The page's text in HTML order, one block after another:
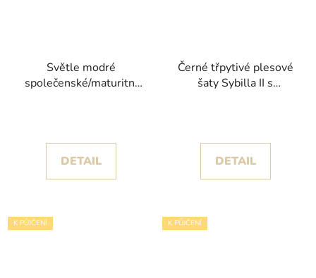
Světle modré
společenské/maturitní
DETAIL
Černé třpytivé plesové
šaty Sybilla II s
DETAIL
K PŮJČENÍ K PŮJČENÍ